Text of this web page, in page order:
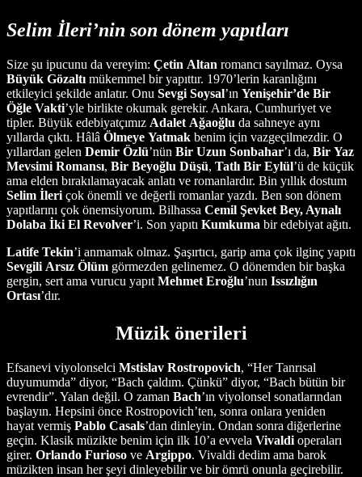
Selim İleri’nin son dönem yapıtları
Size şu ipucunu da vereyim: Çetin Altan romancı sayılmaz. Oysa
Büyük Gözaltı mükemmel bir yapıttır. 1970’lerin karanlığını
etkileyici şekilde anlatır. Onu Sevgi Soysal’ın Yenişehir’de Bir
Öğle Vakti’yle birlikte okumak gerekir. Ankara, Cumhuriyet ve
tipler. Büyük edebiyatçımız Adalet Ağaoğlu da sahneye aynı
yıllarda çıktı. Hâlâ Ölmeye Yatmak benim için vazgeçilmezdir. O
yıllardan gelen Demir Özlü’nün Bir Uzun Sonbahar’ı da, Bir Yaz
Mevsimi Romansı, Bir Beyoğlu Düşü, Tatlı Bir Eylül’ü de küçük
ama elden bırakılamayacak anlatı ve romanlardır. Bin yıllık dostum
Selim İleri çok önemli ve değerli romanlar yazdı. Ben son dönem
yapıtlarını çok önemsiyorum. Bilhassa Cemil Şevket Bey, Aynalı
Dolaba İki El Revolver’i. Son yapıtı Kumkuma bir edebiyat ağıtı.
Latife Tekin’i anmamak olmaz. Şaşırtıcı, garip ama çok ilginç yapıtı
Sevgili Arsız Ölüm görmezden gelinemez. O dönemden bir başka
gergin, sert ama vurucu yapıt Mehmet Eroğlu’nun Issızlığın
Ortası’dır.
Müzik önerileri
Efsanevi viyolonselci Mstislav Rostropovich, “Her Tanrısal
duyumumda” diyor, “Bach çaldım. Çünkü” diyor, “Bach bütün bir
evrendir”. Yalan değil. O zaman Bach’ın viyolonsel sonatlarından
başlayın. Hepsini önce Rostropovich’ten, sonra onlara yeniden
hayat vermiş Pablo Casals’dan dinleyin. Ondan sonra diğerlerine
geçin. Klasik müzikte benim için ilk 10’a evvela Vivaldi operaları
girer. Orlando Furioso ve Argippo. Vivaldi dedim ama barok
müzikten insan her şeyi dinleyebilir ve bir ömrü onunla geçirebilir.